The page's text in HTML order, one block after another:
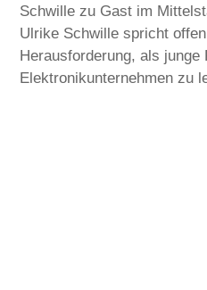
Schwille zu Gast im
Ulrike Schwille spricht
Herausforderung, als junge
Elektronikunternehmen zu